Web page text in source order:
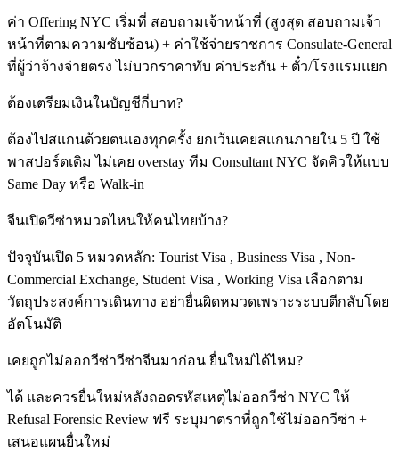
ค่า Offering NYC เริ่มที่ สอบถามเจ้าหน้าที่ (สูงสุด สอบถามเจ้า
หน้าที่ตามความซับซ้อน) + ค่าใช้จ่ายราชการ Consulate-General
ที่ผู้ว่าจ้างจ่ายตรง ไม่บวกราคาทับ ค่าประกัน + ตั๋ว/โรงแรมแยก
ต้องเตรียมเงินในบัญชีกี่บาท?
ต้องไปสแกนด้วยตนเองทุกครั้ง ยกเว้นเคยสแกนภายใน 5 ปี ใช้
พาสปอร์ตเดิม ไม่เคย overstay ทีม Consultant NYC จัดคิวให้แบบ
Same Day หรือ Walk-in
จีนเปิดวีซ่าหมวดไหนให้คนไทยบ้าง?
ปัจจุบันเปิด 5 หมวดหลัก: Tourist Visa , Business Visa , Non-
Commercial Exchange, Student Visa , Working Visa เลือกตาม
วัตถุประสงค์การเดินทาง อย่ายื่นผิดหมวดเพราะระบบตีกลับโดย
อัตโนมัติ
เคยถูกไม่ออกวีซ่าวีซ่าจีนมาก่อน ยื่นใหม่ได้ไหม?
ได้ และควรยื่นใหม่หลังถอดรหัสเหตุไม่ออกวีซ่า NYC ให้
Refusal Forensic Review ฟรี ระบุมาตราที่ถูกใช้ไม่ออกวีซ่า +
เสนอแผนยื่นใหม่